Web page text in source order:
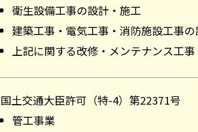
衛生設備工事の設計・施工
建築工事・電気工事・消防施設工事
上記に関する改修・メンテナンス工事
国土交通大臣許可（特-4）第22371号
管工事業